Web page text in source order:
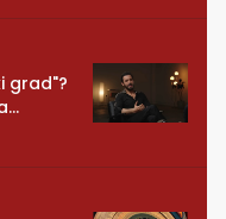
grad"?